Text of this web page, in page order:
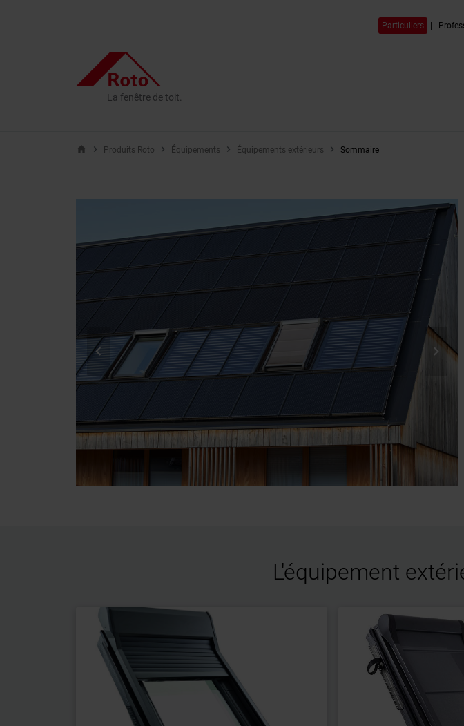
Particuliers
La fenêtre de toit.
home Produits Roto Équipements Équipements extérieurs Sommaire
 
L'équipement